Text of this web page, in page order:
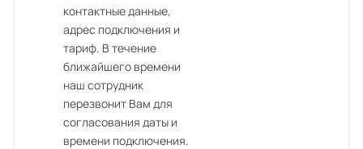
контактные данные,
адрес подключения и
тариф. В течение
ближайшего времени
наш сотрудник
перезвонит Вам для
согласования даты и
времени подключения.